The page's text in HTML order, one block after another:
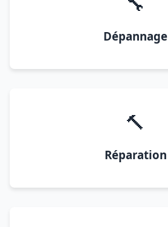
Dépannage
🔨
Réparation